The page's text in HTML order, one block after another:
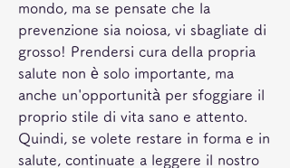
mondo, ma se pensate che la
prevenzione sia noiosa, vi sbagliate di
grosso! Prendersi cura della propria
salute non è solo importante, ma
anche un'opportunità per sfoggiare il
proprio stile di vita sano e attento.
Quindi, se volete restare in forma e in
salute, continuate a leggere il nostro